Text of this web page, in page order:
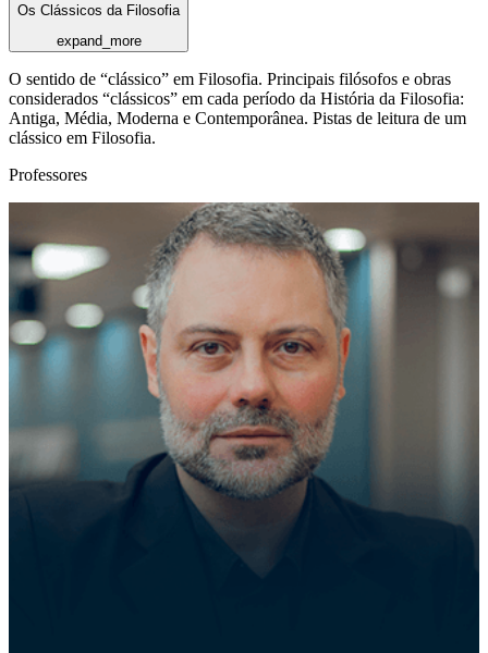
Os Clássicos da Filosofia
expand_more
O sentido de “clássico” em Filosofia. Principais filósofos e obras
considerados “clássicos” em cada período da História da Filosofia:
Antiga, Média, Moderna e Contemporânea. Pistas de leitura de um
clássico em Filosofia.
Professores